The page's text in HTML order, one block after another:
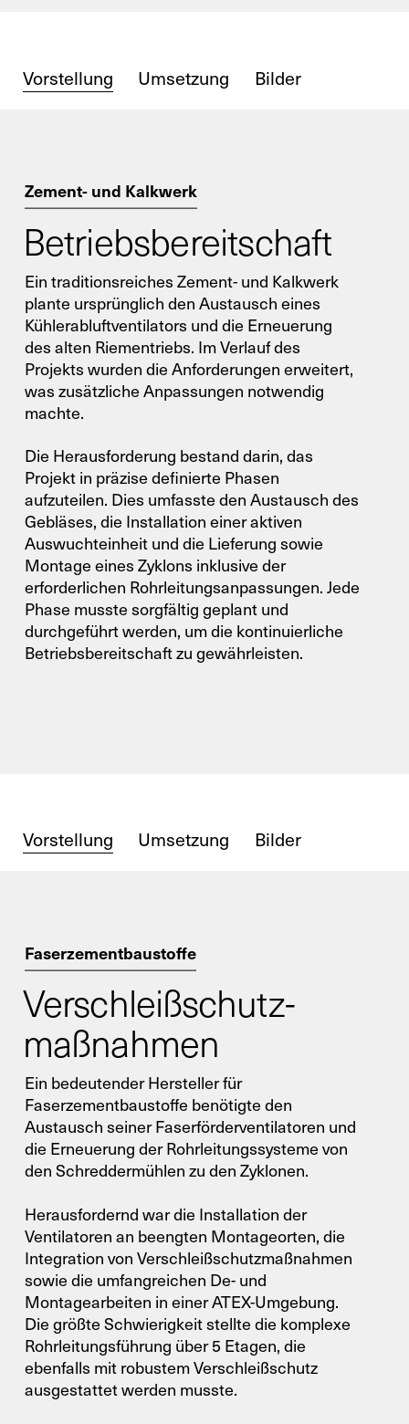
Vorstellung Umsetzung Bilder
Zement- und Kalkwerk
Betriebsbereitschaft
Ein traditionsreiches Zement- und Kalkwerk
plante ursprünglich den Austausch eines
Kühlerabluftventilators und die Erneuerung
des alten Riementriebs. Im Verlauf des
Projekts wurden die Anforderungen erweitert,
was zusätzliche Anpassungen notwendig
machte.
Die Herausforderung bestand darin, das
Projekt in präzise definierte Phasen
aufzuteilen. Dies umfasste den Austausch des
Gebläses, die Installation einer aktiven
Auswuchteinheit und die Lieferung sowie
Montage eines Zyklons inklusive der
erforderlichen Rohrleitungsanpassungen. Jede
Phase musste sorgfältig geplant und
durchgeführt werden, um die kontinuierliche
Betriebsbereitschaft zu gewährleisten.
Vorstellung Umsetzung Bilder
Faserzementbaustoffe
Verschleißschutz­
maßnahmen
Ein bedeutender Hersteller für
Faserzementbaustoffe benötigte den
Austausch seiner Faserförderventilatoren und
die Erneuerung der Rohrleitungssysteme von
den Schreddermühlen zu den Zyklonen.
Herausfordernd war die Installation der
Ventilatoren an beengten Montageorten, die
Integration von Verschleißschutzmaßnahmen
sowie die umfangreichen De- und
Montagearbeiten in einer ATEX-Umgebung.
Die größte Schwierigkeit stellte die komplexe
Rohrleitungsführung über 5 Etagen, die
ebenfalls mit robustem Verschleißschutz
ausgestattet werden musste.
Allgemein
Neugeschäft
Service
Ersatzteile